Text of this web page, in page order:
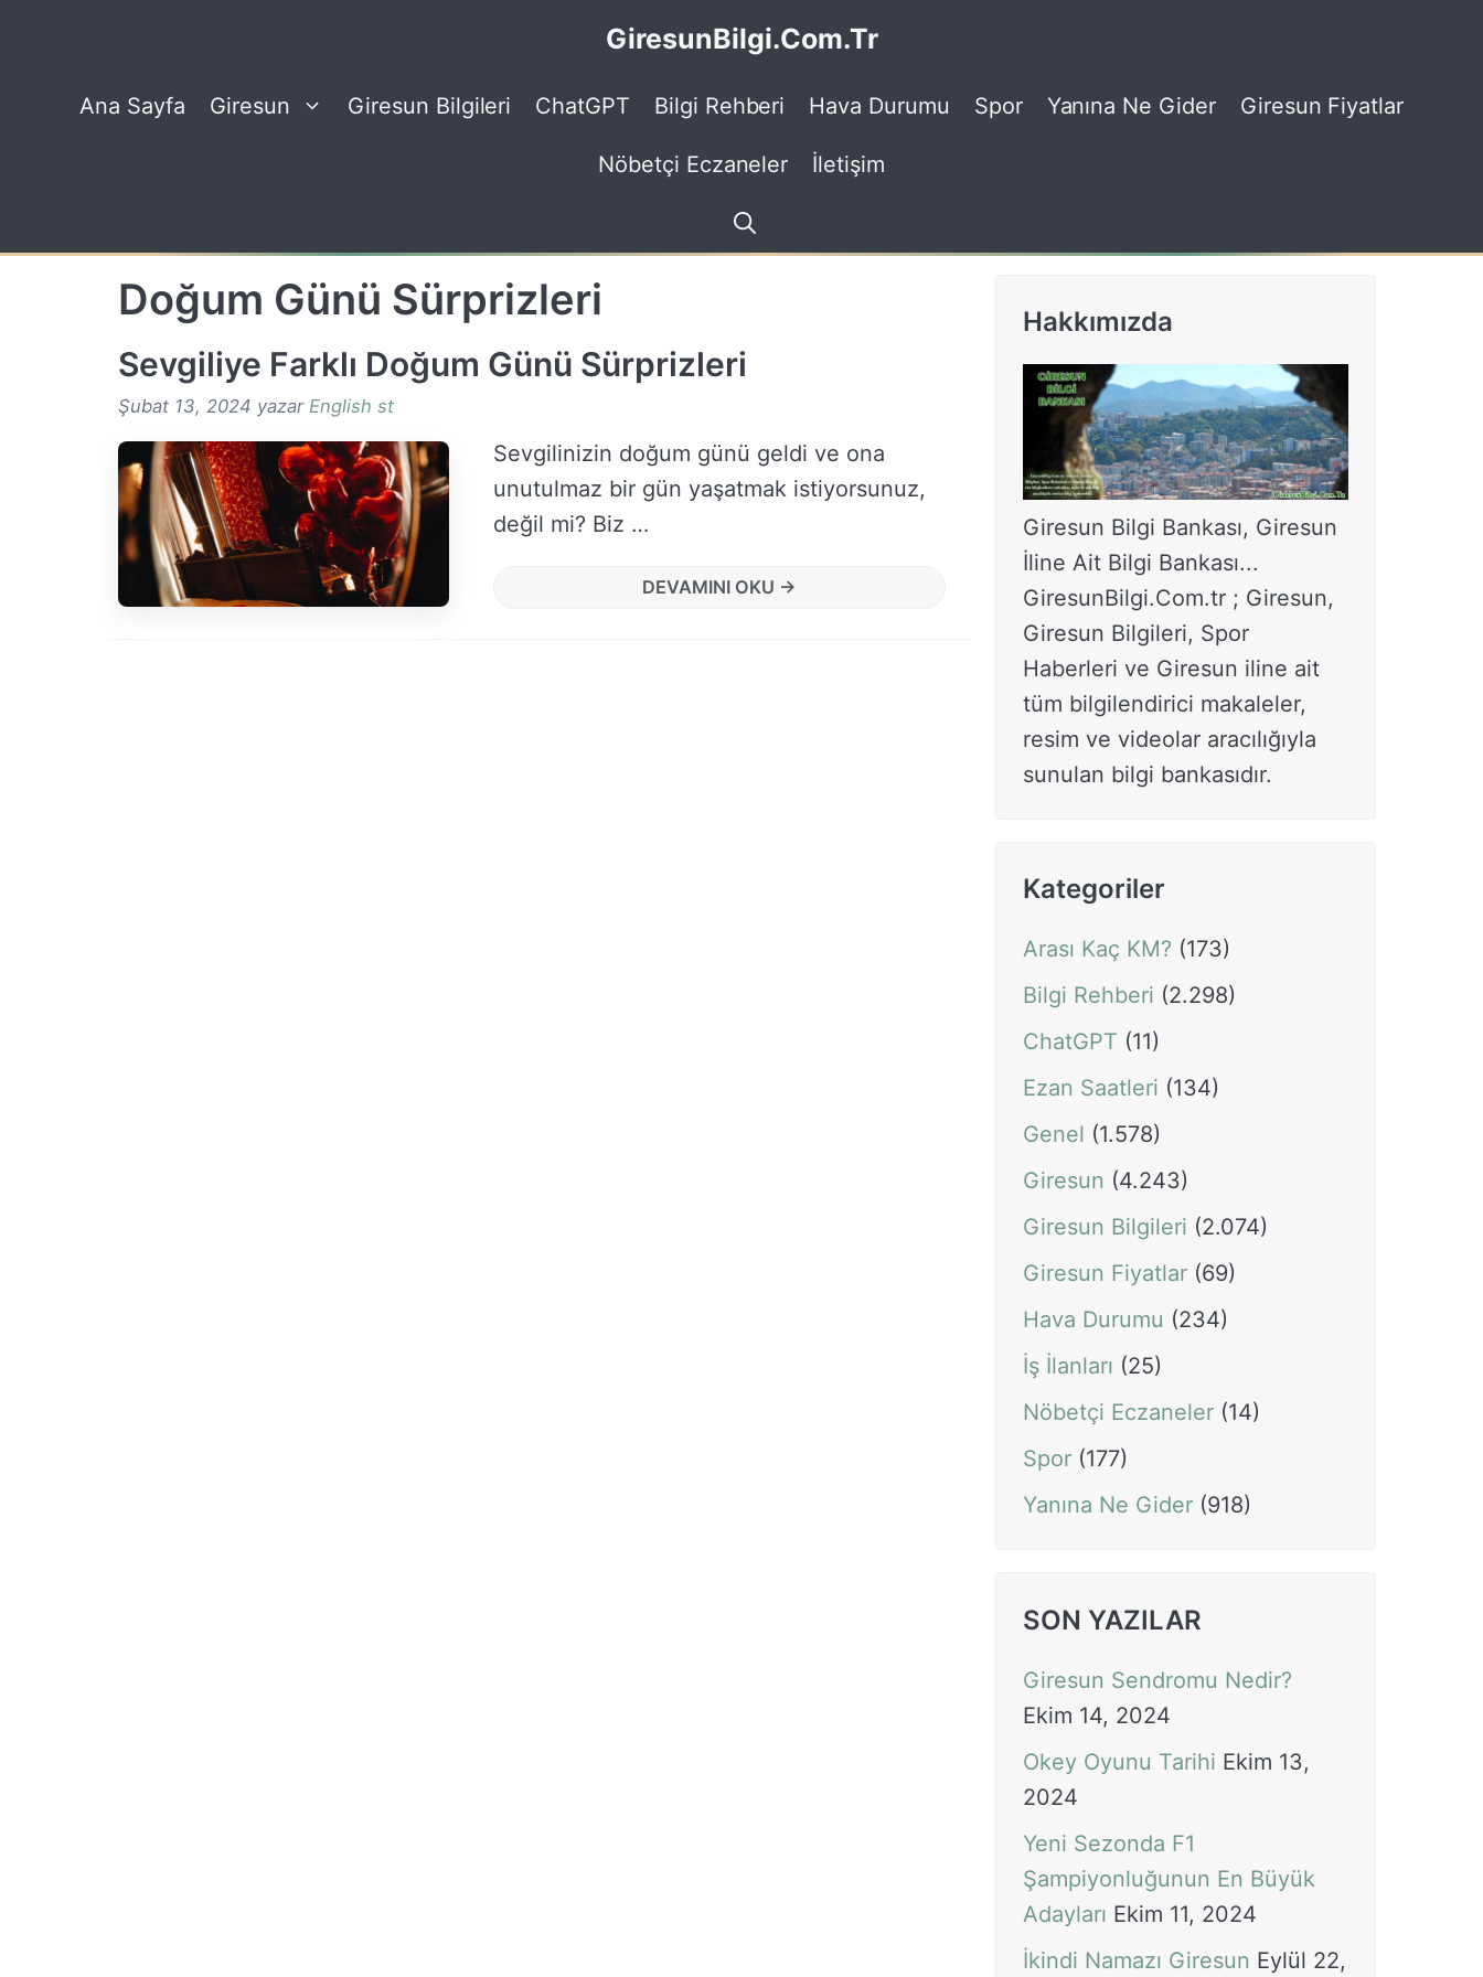
GiresunBilgi.Com.Tr
Ana Sayfa Giresun Giresun Bilgileri ChatGPT Bilgi Rehberi Hava Durumu Spor Yanına Ne Gider Giresun Fiyatlar
Nöbetçi Eczaneler İletişim
Doğum Günü Sürprizleri
Sevgiliye Farklı Doğum Günü Sürprizleri
Şubat 13, 2024 yazar English st
Sevgilinizin doğum günü geldi ve ona
unutulmaz bir gün yaşatmak istiyorsunuz,
değil mi? Biz …
DEVAMINI OKU →
Hakkımızda
Giresun Bilgi Bankası, Giresun
İline Ait Bilgi Bankası...
GiresunBilgi.Com.tr ; Giresun,
Giresun Bilgileri, Spor
Haberleri ve Giresun iline ait
tüm bilgilendirici makaleler,
resim ve videolar aracılığıyla
sunulan bilgi bankasıdır.
Kategoriler
Arası Kaç KM? (173)
Bilgi Rehberi (2.298)
ChatGPT (11)
Ezan Saatleri (134)
Genel (1.578)
Giresun (4.243)
Giresun Bilgileri (2.074)
Giresun Fiyatlar (69)
Hava Durumu (234)
İş İlanları (25)
Nöbetçi Eczaneler (14)
Spor (177)
Yanına Ne Gider (918)
SON YAZILAR
Giresun Sendromu Nedir?
Ekim 14, 2024
Okey Oyunu Tarihi Ekim 13,
2024
Yeni Sezonda F1
Şampiyonluğunun En Büyük
Adayları Ekim 11, 2024
İkindi Namazı Giresun Eylül 22,